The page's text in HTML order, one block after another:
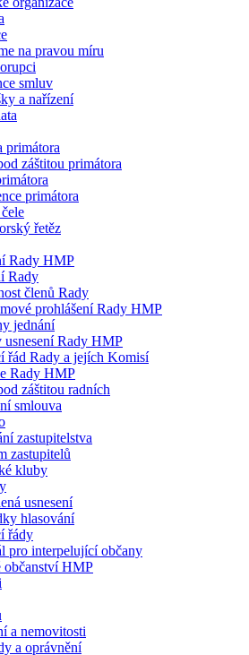
na pravou míru
smluv
a nařízení
primátora
záštitou primátora
primátora
řetěz
Rady HMP
Rady
členů Rady
prohlášení Rady HMP
jednání
usnesení Rady HMP
řád Rady a jejích Komisí
Rady HMP
záštitou radních
smlouva
zastupitelstva
zastupitelů
kluby
usnesení
hlasování
řády
pro interpelující občany
občanství HMP
a nemovitosti
a oprávnění